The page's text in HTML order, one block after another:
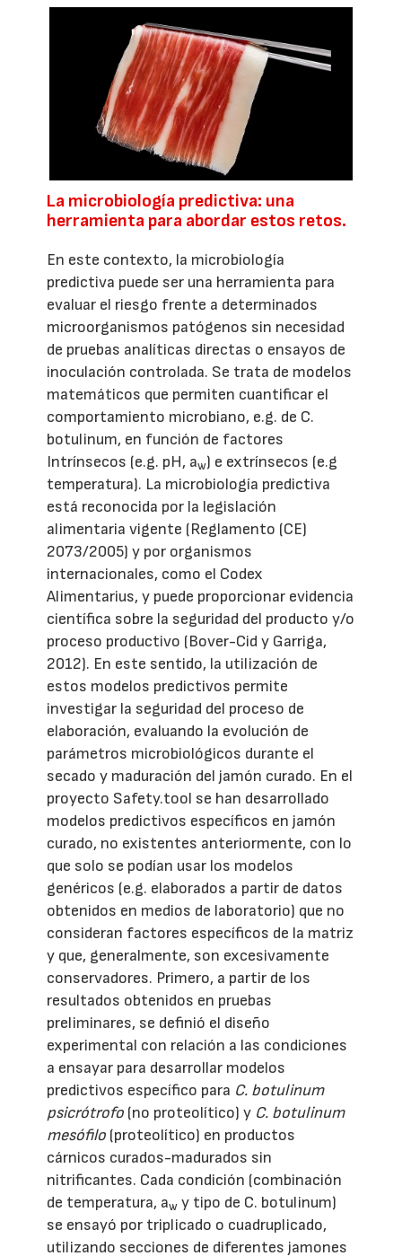
La microbiología predictiva: una
herramienta para abordar estos retos.
En este contexto, la microbiología
predictiva puede ser una herramienta para
evaluar el riesgo frente a determinados
microorganismos patógenos sin necesidad
de pruebas analíticas directas o ensayos de
inoculación controlada. Se trata de modelos
matemáticos que permiten cuantificar el
comportamiento microbiano, e.g. de C.
botulinum, en función de factores
Intrínsecos (e.g. pH, aw) e extrínsecos (e.g
temperatura). La microbiología predictiva
está reconocida por la legislación
alimentaria vigente (Reglamento (CE)
2073/2005) y por organismos
internacionales, como el Codex
Alimentarius, y puede proporcionar evidencia
científica sobre la seguridad del producto y/o
proceso productivo (Bover-Cid y Garriga,
2012). En este sentido, la utilización de
estos modelos predictivos permite
investigar la seguridad del proceso de
elaboración, evaluando la evolución de
parámetros microbiológicos durante el
secado y maduración del jamón curado. En el
proyecto Safety.tool se han desarrollado
modelos predictivos específicos en jamón
curado, no existentes anteriormente, con lo
que solo se podían usar los modelos
genéricos (e.g. elaborados a partir de datos
obtenidos en medios de laboratorio) que no
consideran factores específicos de la matriz
y que, generalmente, son excesivamente
conservadores. Primero, a partir de los
resultados obtenidos en pruebas
preliminares, se definió el diseño
experimental con relación a las condiciones
a ensayar para desarrollar modelos
predictivos específico para C. botulinum
psicrótrofo (no proteolítico) y C. botulinum
mesófilo (proteolítico) en productos
cárnicos curados-madurados sin
nitrificantes. Cada condición (combinación
de temperatura, aw y tipo de C. botulinum)
se ensayó por triplicado o cuadruplicado,
utilizando secciones de diferentes jamones